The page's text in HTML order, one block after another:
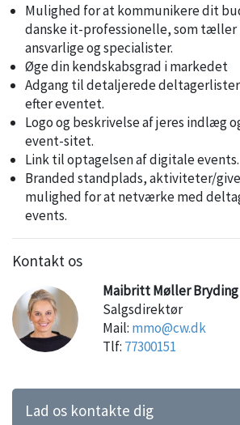
Mulighed for at kommunikere dit
danske it-professionelle, som tæller
ansvarlige og specialister.
Øge din kendskabsgrad i markedet
Adgang til detaljerede
efter eventet.
Logo og beskrivelse af jeres indlæg
event-sitet.
Link til optagelsen af digitale events.
Branded standplads, aktiviteter/give
mulighed for at netværke med
events.
Kontakt os
Maibritt Møller Bryding
Salgsdirektør
Mail: mmo@cw.dk
Tlf: 77300151
Lad os kontakte dig